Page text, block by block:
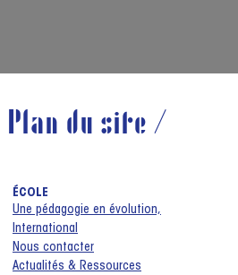
Plan du site /
ÉCOLE
Une pédagogie en évolution,
International
Nous contacter
Actualités & Ressources